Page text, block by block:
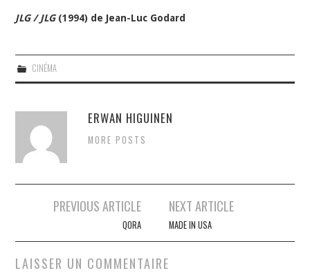
JLG / JLG(1994) de Jean-Luc Godard
CINÉMA
ERWAN HIGUINEN
MORE POSTS
Navigation
articles
PREVIOUS ARTICLE
QORA
NEXT ARTICLE
MADE IN USA
LAISSER UN COMMENTAIRE